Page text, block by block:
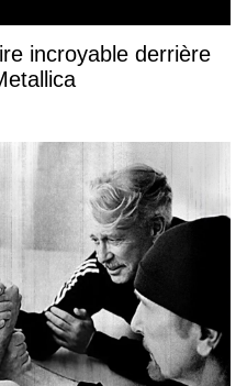
incroyable derrière